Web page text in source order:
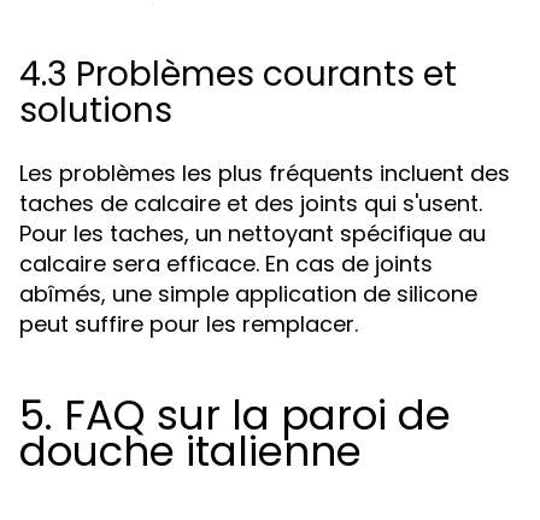
4.3 Problèmes courants et
solutions
Les problèmes les plus fréquents incluent des
taches de calcaire et des joints qui s'usent.
Pour les taches, un nettoyant spécifique au
calcaire sera efficace. En cas de joints
abîmés, une simple application de silicone
peut suffire pour les remplacer.
5. FAQ sur la paroi de
douche italienne